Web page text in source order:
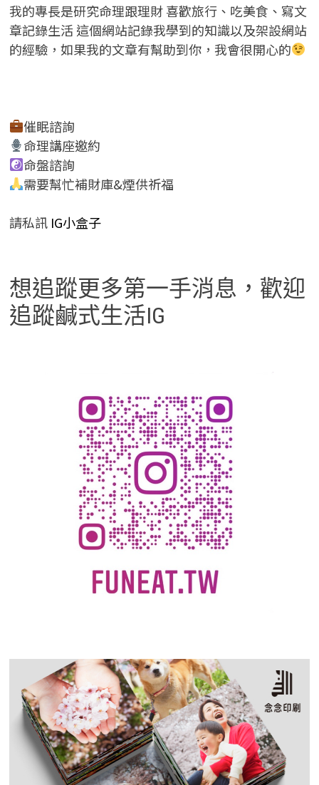
我的專長是研究命理跟理財 喜歡旅行、吃美食、寫文
章記錄生活 這個網站記錄我學到的知識以及架設網站
的經驗，如果我的文章有幫助到你，我會很開心的
催眠諮詢
命理講座邀約
命盤諮詢
需要幫忙補財庫&煙供祈福
請私訊IG小盒子
想追蹤更多第一手消息，歡迎
追蹤鹹式生活IG